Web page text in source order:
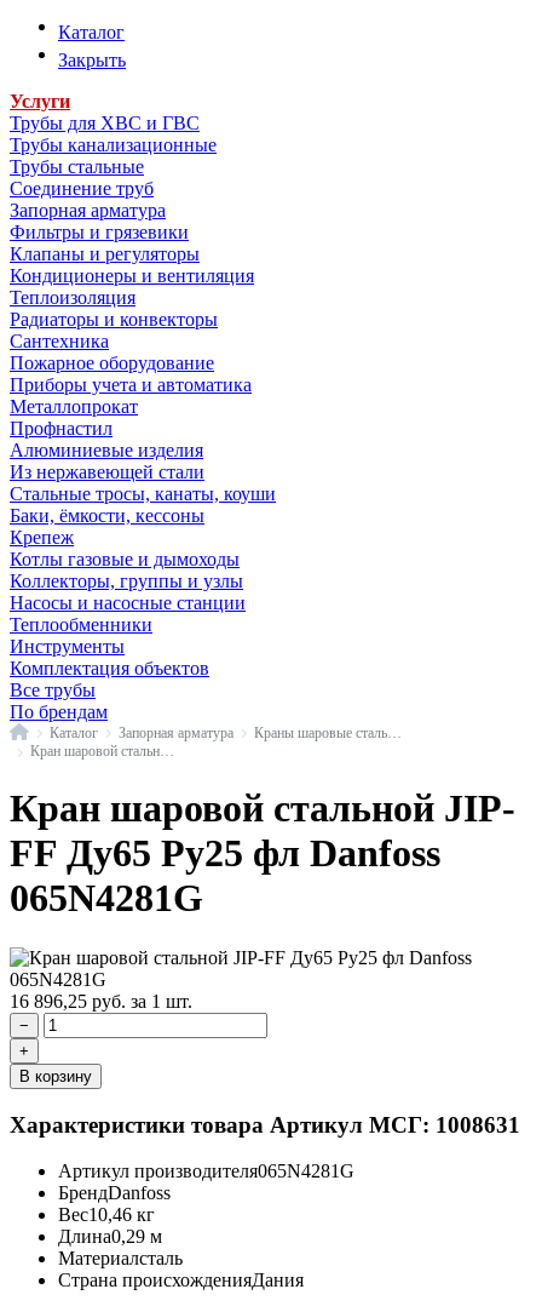
Каталог
Закрыть
Услуги
Трубы для ХВС и ГВС
Трубы канализационные
Трубы стальные
Соединение труб
Запорная арматура
Фильтры и грязевики
Клапаны и регуляторы
Кондиционеры и вентиляция
Теплоизоляция
Радиаторы и конвекторы
Сантехника
Пожарное оборудование
Приборы учета и автоматика
Металлопрокат
Профнастил
Алюминиевые изделия
Из нержавеющей стали
Стальные тросы, канаты, коуши
Баки, ёмкости, кессоны
Крепеж
Котлы газовые и дымоходы
Коллекторы, группы и узлы
Насосы и насосные станции
Теплообменники
Инструменты
Комплектация объектов
Все трубы
По брендам
ГлавнаяКаталог Запорная арматура
Кран шаровой стальной JIP-FF фл Danfoss
Кран шаровой стальной JIP-
FF Ду65 Ру25 фл Danfoss
065N4281G
16 896,25 руб. за 1 шт.
−
+
В корзину
Характеристики товара Артикул МСГ: 1008631
Артикул производителя065N4281G
БрендDanfoss
Вес10,46 кг
Длина0,29 м
Материалсталь
Страна происхожденияДания